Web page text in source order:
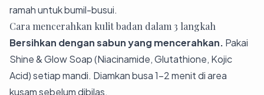
ramah untuk bumil-busui.
Cara mencerahkan kulit badan dalam 3 langkah
Bersihkan dengan sabun yang mencerahkan. Pakai
Shine & Glow Soap(Niacinamide, Glutathione, Kojic
Acid) setiap mandi. Diamkan busa 1–2 menit di area
kusam sebelum dibilas.